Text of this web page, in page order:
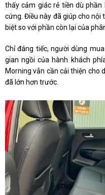
thấy cảm giác rẻ tiền dù
cứng. Điều này đã giúp cho
biệt so với phần còn lại của
Chỉ đáng tiếc, người dùng
gian ngồi của hành khách
Morning vẫn cần cải thiện cho
đã lớn hơn trước.